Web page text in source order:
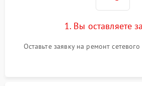
1. Вы оставляете
Оставьте заявку на ремонт